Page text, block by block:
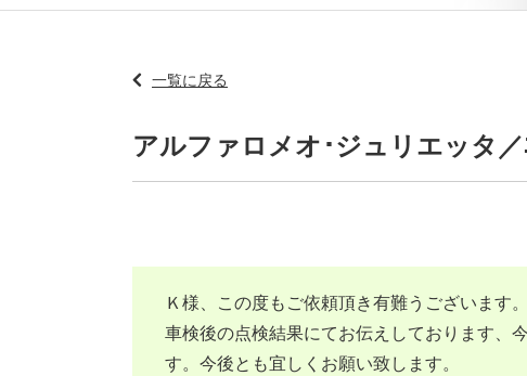
一覧に戻る
アルファロメオ･ジュリエッタ／
Ｋ様、この度もご依頼頂き有難うございます
車検後の点検結果にてお伝えしております、
す。今後とも宜しくお願い致します。